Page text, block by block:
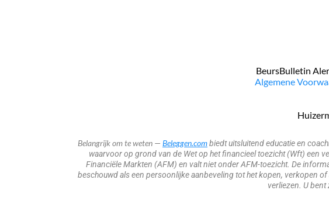
BeursBulletin
​Algemene
Belangrijk om te weten — Beleggen.combiedt uitsluitend educatie en
waarvoor op grond van de Wet op het financieel toezicht (Wft) een
Financiële Markten (AFM) en valt niet onder AFM-toezicht. De
beschouwd als een persoonlijke aanbeveling tot het kopen, verkopen
verliezen. U